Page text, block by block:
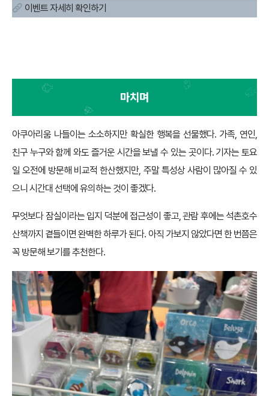
이벤트 자세히 확인하기
아쿠아리움 나들이는 소소하지만 확실한 행복을 선물했다. 가족, 연인,
친구 누구와 함께 와도 즐거운 시간을 보낼 수 있는 곳이다. 기자는 토요
일 오전에 방문해 비교적 한산했지만, 주말 특성상 사람이 많아질 수 있
으니 시간대 선택에 유의하는 것이 좋겠다.
무엇보다 잠실이라는 입지 덕분에 접근성이 좋고, 관람 후에는 석촌호수
산책까지 곁들이면 완벽한 하루가 된다. 아직 가보지 않았다면 한 번쯤은
꼭 방문해 보기를 추천한다.